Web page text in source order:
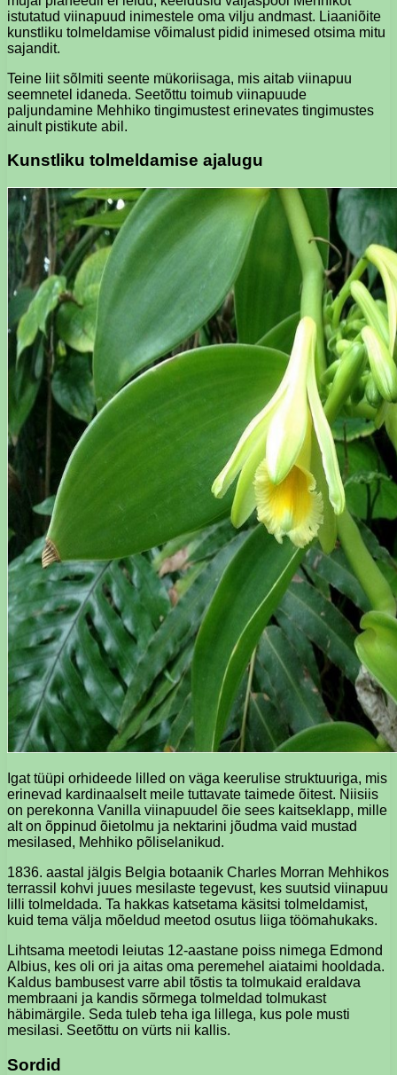
istutatud viinapuud inimestele oma vilju andmast. Liaaniõite
kunstliku tolmeldamise võimalust pidid inimesed otsima mitu
sajandit.
Teine liit sõlmiti seente mükoriisaga, mis aitab viinapuu
seemnetel idaneda. Seetõttu toimub viinapuude
paljundamine Mehhiko tingimustest erinevates tingimustes
ainult pistikute abil.
Kunstliku tolmeldamise ajalugu
Igat tüüpi orhideede lilled on väga keerulise struktuuriga, mis
erinevad kardinaalselt meile tuttavate taimede õitest. Niisiis
on perekonna Vanilla viinapuudel õie sees kaitseklapp, mille
alt on õppinud õietolmu ja nektarini jõudma vaid mustad
mesilased, Mehhiko põliselanikud.
1836. aastal jälgis Belgia botaanik Charles Morran Mehhikos
terrassil kohvi juues mesilaste tegevust, kes suutsid viinapuu
lilli tolmeldada. Ta hakkas katsetama käsitsi tolmeldamist,
kuid tema välja mõeldud meetod osutus liiga töömahukaks.
Lihtsama meetodi leiutas 12-aastane poiss nimega Edmond
Albius, kes oli ori ja aitas oma peremehel aiataimi hooldada.
Kaldus bambusest varre abil tõstis ta tolmukaid eraldava
membraani ja kandis sõrmega tolmeldad tolmukast
häbimärgile. Seda tuleb teha iga lillega, kus pole musti
mesilasi. Seetõttu on vürts nii kallis.
Sordid